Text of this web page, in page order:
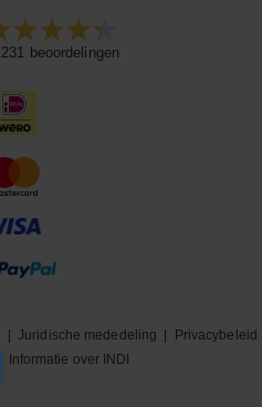
beoordelingen
|Juridische mededeling
Privacybeleid
Informatie over INDI